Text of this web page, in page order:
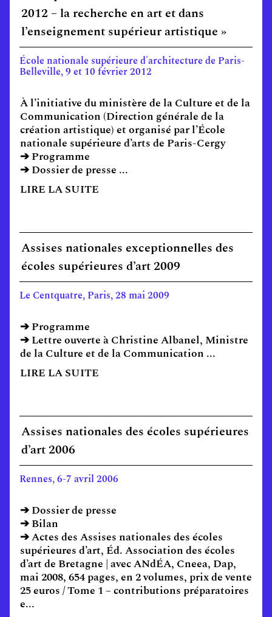
2012 – la recherche en art et dans
l’enseignement supérieur artistique »
École nationale supérieure d'architecture de Paris-
Belleville, 9 et 10 février 2012
À l’initiative du ministère de la Culture et de la
Communication (Direction générale de la
création artistique) et organisé par l’École
nationale supérieure d’arts de Paris-Cergy
➔ Programme
➔ Dossier de presse ...
LIRE LA SUITE
Assises nationales exceptionnelles des
écoles supérieures d’art 2009
Le Centquatre, Paris, 28 mai 2009
➔ Programme
➔ Lettre ouverte à Christine Albanel, Ministre
de la Culture et de la Communication ...
LIRE LA SUITE
Assises nationales des écoles supérieures
d’art 2006
Rennes, 6-7 avril 2006
➔ Dossier de presse
➔ Bilan
➔ Actes des Assises nationales des écoles
supérieures d’art, Éd. Association des écoles
d’art de Bretagne | avec ANdÉA, Cneea, Dap,
mai 2008, 654 pages, en 2 volumes, prix de vente
25 euros / Tome 1 – contributions préparatoires
e...